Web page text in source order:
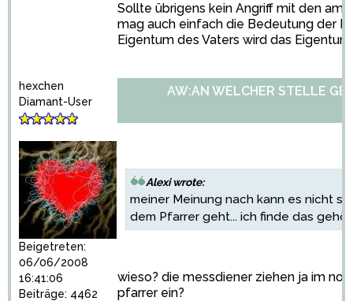
Sollte übrigens kein Angriff mit den
mag auch einfach die Bedeutung der
Eigentum des Vaters wird das
hexchen
Diamant-User
Beigetreten:
06/06/2008
16:41:06
Beiträge: 4462
AW:AN WELCHER STELLE
Alexi wrote:
meiner Meinung nach kann es nicht
dem Pfarrer geht... ich finde das
wieso? die messdiener ziehen ja im
pfarrer ein?